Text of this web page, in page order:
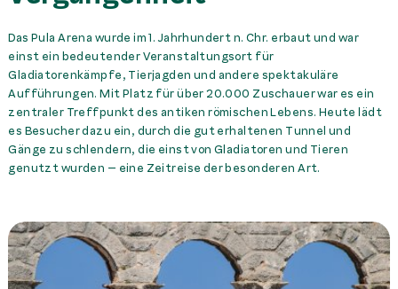
Das Pula Arena wurde im 1. Jahrhundert n. Chr. erbaut und war
einst ein bedeutender Veranstaltungsort für
Gladiatorenkämpfe, Tierjagden und andere spektakuläre
Aufführungen. Mit Platz für über 20.000 Zuschauer war es ein
zentraler Treffpunkt des antiken römischen Lebens. Heute lädt
es Besucher dazu ein, durch die gut erhaltenen Tunnel und
Gänge zu schlendern, die einst von Gladiatoren und Tieren
genutzt wurden – eine Zeitreise der besonderen Art.